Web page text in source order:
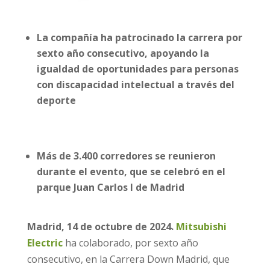
La compañía ha patrocinado la carrera por
sexto año consecutivo, apoyando la
igualdad de oportunidades para personas
con discapacidad intelectual a través del
deporte
Más de 3.400 corredores se reunieron
durante el evento, que se celebró en el
parque Juan Carlos I de Madrid
Madrid, 14 de octubre de 2024. Mitsubishi
Electricha colaborado, por sexto año
consecutivo, en la Carrera Down Madrid, que